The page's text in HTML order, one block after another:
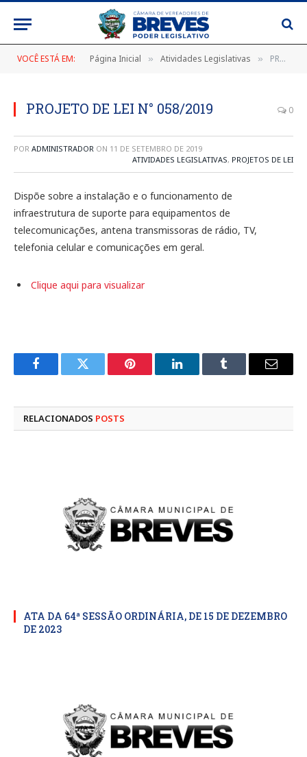
VOCÊ ESTÁ EM: Página Inicial » Atividades Legislativas » PROJETO DE LEI N° 058/2019
PROJETO DE LEI N° 058/2019 0
POR ADMINISTRADOR ON 11 DE SETEMBRO DE 2019
ATIVIDADES LEGISLATIVAS, PROJETOS DE LEI
Dispõe sobre a instalação e o funcionamento de
infraestrutura de suporte para equipamentos de
telecomunicações, antena transmissoras de rádio, TV,
telefonia celular e comunicações em geral.
Clique aqui para visualizar
FacebookTwitter Pinterest LinkedInTumblr
E-
RELACIONADOS POSTS
ATA DA 64ª SESSÃO ORDINÁRIA, DE 15 DE DEZEMBRO
DE 2023